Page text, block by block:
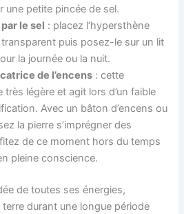
une petite pincée de sel.
le sel : placez l’hypersthène
puis posez-le sur un lit
la journée ou la nuit.
de l’encens : cette
très légère et agit lors d’un faible
Avec un bâton d’encens ou
la pierre s’imprégner des
de ce moment hors du temps
pleine conscience.
de toutes ses énergies,
terre durant une longue période